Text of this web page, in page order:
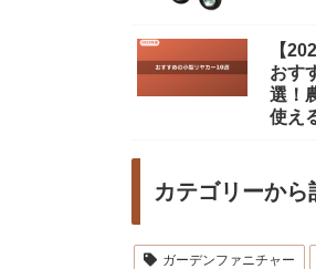
【
おす
選！
使え
カテゴリーから
ガーデンファニチャー